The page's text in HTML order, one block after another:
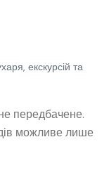
екскурсій та
передбачене.
можливе лише